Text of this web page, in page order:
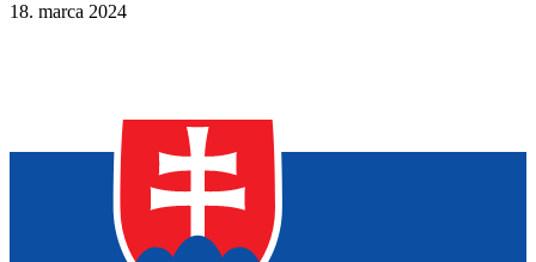
18. marca 2024